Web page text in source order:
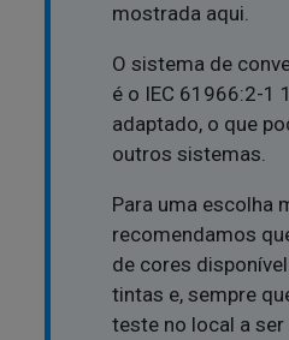
mostrada aqui.
O sistema de
é o IEC 61966:2-1
adaptado, o que
outros sistemas.
Para uma escolha
recomendamos
de cores
tintas e, sempre
teste no local a